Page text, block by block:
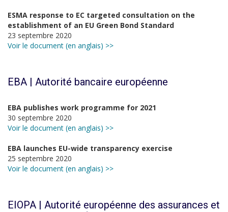
ESMA response to EC targeted consultation on the
establishment of an EU Green Bond Standard
23 septembre 2020
Voir le document (en anglais) >>
EBA | Autorité bancaire européenne
EBA publishes work programme for 2021
30 septembre 2020
Voir le document (en anglais) >>
EBA launches EU-wide transparency exercise
25 septembre 2020
Voir le document (en anglais) >>
EIOPA | Autorité européenne des assurances et